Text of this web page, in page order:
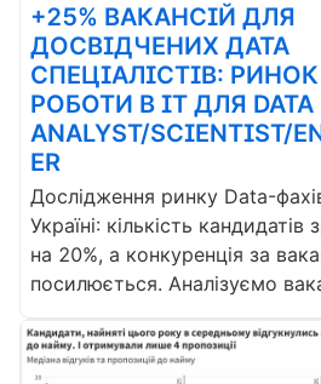
+25% ВАКАНСІЙ ДЛЯ
ДОСВІДЧЕНИХ ДАТА
СПЕЦІАЛІСТІВ: РИНОК
РОБОТИ В ІТ ДЛЯ DATA
ANALYST/SCIENTIST/
ER
Дослідження ринку Data-
Україні: кількість кандидатів
на 20%, а конкуренція за
посилюється. Аналізуємо